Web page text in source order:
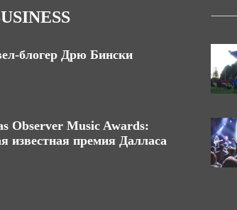
блогер Дрю Бински
Observer Music Awards:
известная премия Далласа